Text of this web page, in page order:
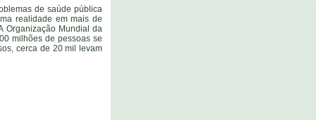
de saúde pública
realidade em mais de
Organização Mundial da
milhões de pessoas se
cerca de 20 mil levam